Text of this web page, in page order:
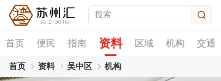
首页 便民 指南 资料 区域 机构 交通
首页 资料 吴中区 机构